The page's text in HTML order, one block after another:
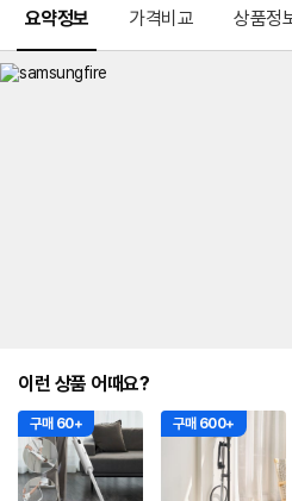
요약정보 가격비교 상품정
이런 상품 어때요?
구매 60+ 구매 600+